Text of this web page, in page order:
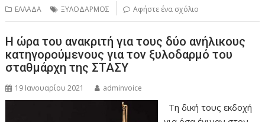
ΕΛΛΑΔΑ ΞΥΛΟΔΑΡΜΟΣ Αφήστε ένα σχόλιο
Η ώρα του ανακριτή για τους δύο ανήλικους
κατηγορούμενους για τον ξυλοδαρμό του
σταθμάρχη της ΣΤΑΣΥ
19 Ιανουαρίου 2021 adminvoice
Τη δική τους εκδοχή